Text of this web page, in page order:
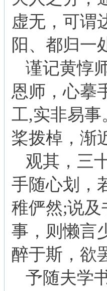
虚无，可谓
阳、都归一
谨记黄惇
恩师，心摹
工,实非易
桨拨棹，渐
观其，三
手随心划，
稚俨然;说
事，则懒言
醉于斯，欲
予随夫学